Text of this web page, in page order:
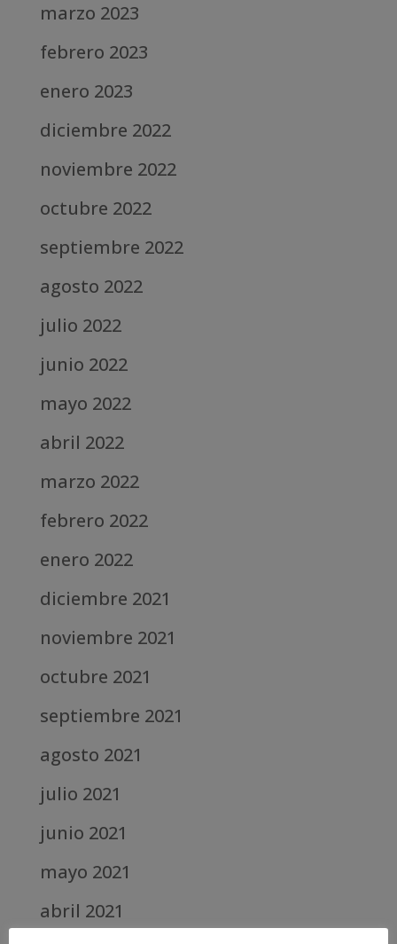
marzo 2023
febrero 2023
enero 2023
diciembre 2022
noviembre 2022
octubre 2022
septiembre 2022
agosto 2022
julio 2022
junio 2022
mayo 2022
abril 2022
marzo 2022
febrero 2022
enero 2022
diciembre 2021
noviembre 2021
octubre 2021
septiembre 2021
agosto 2021
julio 2021
junio 2021
mayo 2021
abril 2021